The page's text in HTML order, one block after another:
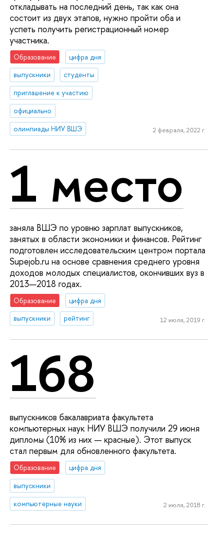
откладывать на последний день, так как она
состоит из двух этапов, нужно пройти оба и
успеть получить регистрационный номер
участника.
Образование
цифра дня
выпускники
студенты
приглашение к участию
официально
олимпиады НИУ ВШЭ
2 февраля, 2022 г.
1 место
заняла ВШЭ по уровню зарплат выпускников,
занятых в области экономики и финансов. Рейтинг
подготовлен исследовательским центром портала
Supejob.ru на основе сравнения среднего уровня
доходов молодых специалистов, окончивших вуз в
2013—2018 годах.
Образование
цифра дня
выпускники
рейтинг 12 июля, 2019 г.
168
выпускников бакалавриата факультета
компьютерных наук НИУ ВШЭ получили 29 июня
дипломы (10% из них — красные). Этот выпуск
стал первым для обновленного факультета.
Образование
цифра дня
выпускники
компьютерные науки
2 июля, 2018 г.